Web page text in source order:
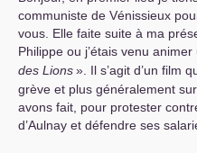
communiste de Vénissieux
vous. Elle faite suite à ma
Philippe ou j’étais venu
des Lions». Il s’agit d’un film
grève et plus généralement
avons fait, pour protester
d’Aulnay et défendre ses